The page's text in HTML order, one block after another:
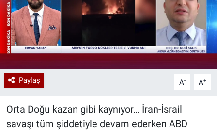
Paylaş A- A+
Orta Doğu kazan gibi kaynıyor… İran-İsrail
savaşı tüm şiddetiyle devam ederken ABD
Erişim Bilgileri
Sağlık
Teknoloji
Ramazan